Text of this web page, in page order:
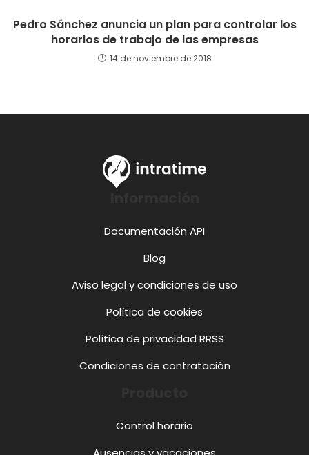
Pedro Sánchez anuncia un plan para controlar los
horarios de trabajo de las empresas
14 de noviembre de 2018
Documentación API
Blog
Aviso legal y condiciones de uso
Política de cookies
Política de privacidad RRSS
Condiciones de contratación
Control horario